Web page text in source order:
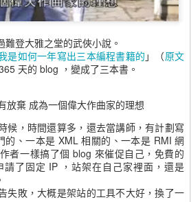
登大雅之堂的武俠小說。
是如何一年寫出三本編程書籍的 」（原文
天的 blog ，變成了三本書。
放棄 成為一個偉大作曲家的理想
候，時間還算多，還去當講師，有計劃寫
的、一本是 XML 相關的、一本是 RMI 網
者一樣搞了個 blog 來催促自己，免費的
請了固定 IP ，站架在自己家裡面，還是
失敗，大概是架站的工具不大好，換了一